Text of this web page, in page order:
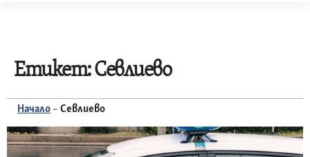
Етикет:Севлиево
Начало – Севлиево